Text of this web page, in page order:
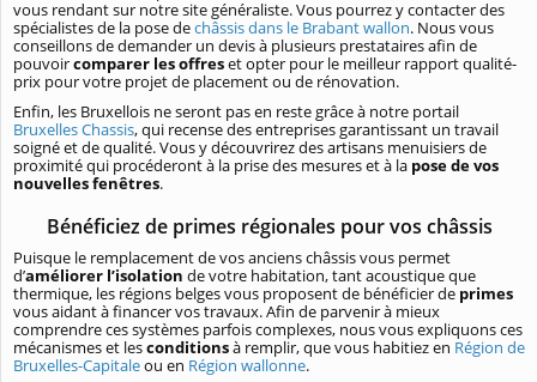
vous rendant sur notre site généraliste. Vous pourrez y contacter des
spécialistes de la pose dechâssis dans le Brabant wallon. Nous vous
conseillons de demander un devis à plusieurs prestataires afin de
pouvoircomparer les offreset opter pour le meilleur rapport qualité-
prix pour votre projet de placement ou de rénovation.
Enfin, les Bruxellois ne seront pas en reste grâce à notre portail
Bruxelles Chassis, qui recense des entreprises garantissant un travail
soigné et de qualité. Vous y découvrirez des artisans menuisiers de
proximité qui procéderont à la prise des mesures et à la pose de vos
nouvelles fenêtres.
Bénéficiez de primes régionales pour vos châssis
Puisque le remplacement de vos anciens châssis vous permet
d’améliorer l’isolation de votre habitation, tant acoustique que
thermique, les régions belges vous proposent de bénéficier de primes
vous aidant à financer vos travaux. Afin de parvenir à mieux
comprendre ces systèmes parfois complexes, nous vous expliquons ces
mécanismes et lesconditionsà remplir, que vous habitiez en Région de
Bruxelles-Capitaleou en Région wallonne.